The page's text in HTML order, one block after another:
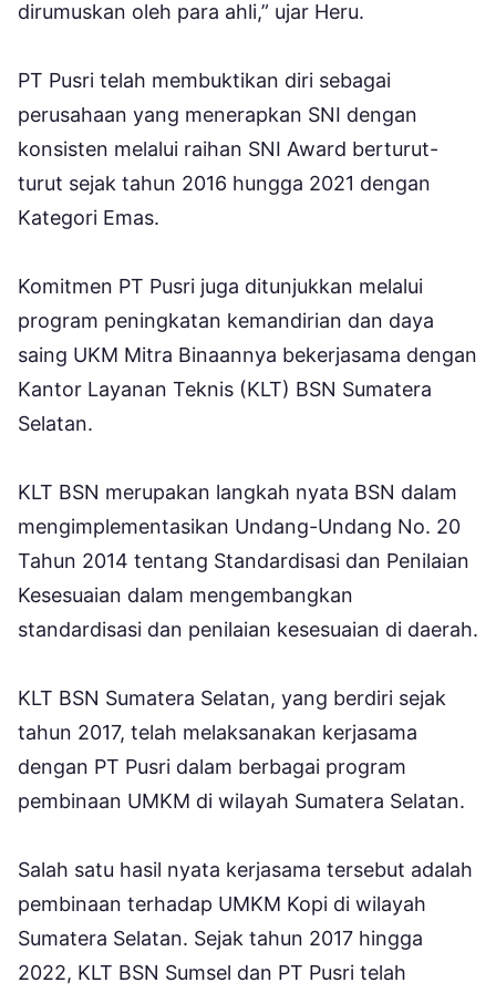
dirumuskan oleh para ahli,” ujar Heru.
PT Pusri telah membuktikan diri sebagai
perusahaan yang menerapkan SNI dengan
konsisten melalui raihan SNI Award berturut-
turut sejak tahun 2016 hungga 2021 dengan
Kategori Emas.
Komitmen PT Pusri juga ditunjukkan melalui
program peningkatan kemandirian dan daya
saing UKM Mitra Binaannya bekerjasama dengan
Kantor Layanan Teknis (KLT) BSN Sumatera
Selatan.
KLT BSN merupakan langkah nyata BSN dalam
mengimplementasikan Undang-Undang No. 20
Tahun 2014 tentang Standardisasi dan Penilaian
Kesesuaian dalam mengembangkan
standardisasi dan penilaian kesesuaian di daerah.
KLT BSN Sumatera Selatan, yang berdiri sejak
tahun 2017, telah melaksanakan kerjasama
dengan PT Pusri dalam berbagai program
pembinaan UMKM di wilayah Sumatera Selatan.
Salah satu hasil nyata kerjasama tersebut adalah
pembinaan terhadap UMKM Kopi di wilayah
Sumatera Selatan. Sejak tahun 2017 hingga
2022, KLT BSN Sumsel dan PT Pusri telah